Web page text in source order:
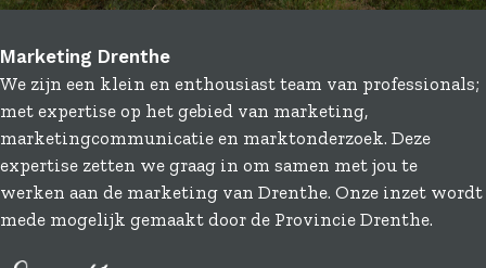
a
e
b
o
o
k
i
n
k
e
d
I
n
-
m
a
i
l
Marketing Drenthe
We zijn een klein en enthousiast team van professionals;
met expertise op het gebied van marketing,
marketingcommunicatie en marktonderzoek. Deze
expertise zetten we graag in om samen met jou te
werken aan de marketing van Drenthe. Onze inzet wordt
mede mogelijk gemaakt door de Provincie Drenthe.